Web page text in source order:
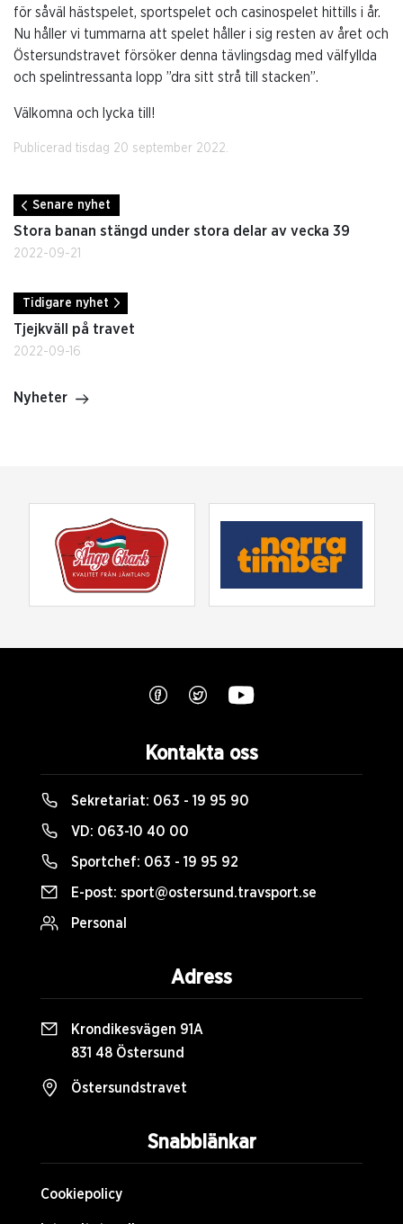
för såväl hästspelet, sportspelet och casinospelet hittills i år.
Nu håller vi tummarna att spelet håller i sig resten av året och
Östersundstravet försöker denna tävlingsdag med välfyllda
och spelintressanta lopp ”dra sitt strå till stacken”.
Välkomna och lycka till!
Publicerad tisdag 20 september 2022.
Senare nyhet
Stora banan stängd under stora delar av vecka 39
2022-09-21
Tidigare nyhet
Tjejkväll på travet
2022-09-16
Nyheter
Snabblänkar
Cookiepolicy
Kontakta oss
Sekretariat: 063 - 19 95 90
VD: 063-10 40 00
Sportchef: 063 - 19 95 92
E-post: sport@ostersund.travsport.se
Personal
Adress
Krondikesvägen 91A
831 48 Östersund
Östersundstravet